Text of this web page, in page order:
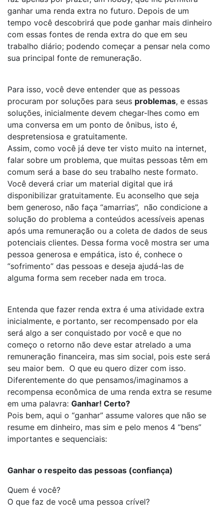
ganhar uma renda extra no futuro. Depois de um
tempo você descobrirá que pode ganhar mais dinheiro
com essas fontes de renda extra do que em seu
trabalho diário; podendo começar a pensar nela como
sua principal fonte de remuneração.
Para isso, você deve entender que as pessoas
procuram por soluções para seus problemas, e essas
soluções, inicialmente devem chegar-lhes como em
uma conversa em um ponto de ônibus, isto é,
despretensiosa e gratuitamente.
Assim, como você já deve ter visto muito na internet,
falar sobre um problema, que muitas pessoas têm em
comum será a base do seu trabalho neste formato.
Você deverá criar um material digital que irá
disponibilizar gratuitamente. Eu aconselho que seja
bem generoso, não faça “amarrias”, não condicione a
solução do problema a conteúdos acessíveis apenas
após uma remuneração ou a coleta de dados de seus
potenciais clientes. Dessa forma você mostra ser uma
pessoa generosa e empática, isto é, conhece o
“sofrimento” das pessoas e deseja ajudá-las de
alguma forma sem receber nada em troca.
Entenda que fazer renda extra é uma atividade extra
inicialmente, e portanto, ser recompensado por ela
será algo a ser conquistado por você e que no
começo o retorno não deve estar atrelado a uma
remuneração financeira, mas sim social, pois este será
seu maior bem. O que eu quero dizer com isso.
Diferentemente do que pensamos/imaginamos a
recompensa econômica de uma renda extra se resume
em uma palavra: Ganhar! Certo?
Pois bem, aqui o “ganhar” assume valores que não se
resume em dinheiro, mas sim e pelo menos 4 “bens”
importantes e sequenciais:
Ganhar o respeito das pessoas (confiança)
Quem é você?
O que faz de você uma pessoa crível?